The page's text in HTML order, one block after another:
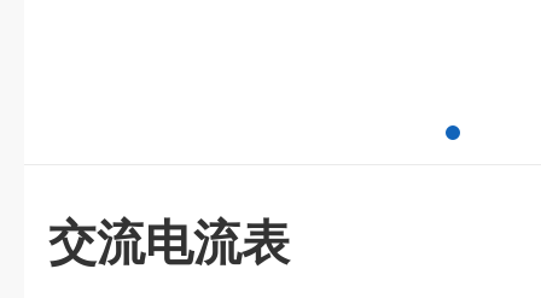
交流电流表